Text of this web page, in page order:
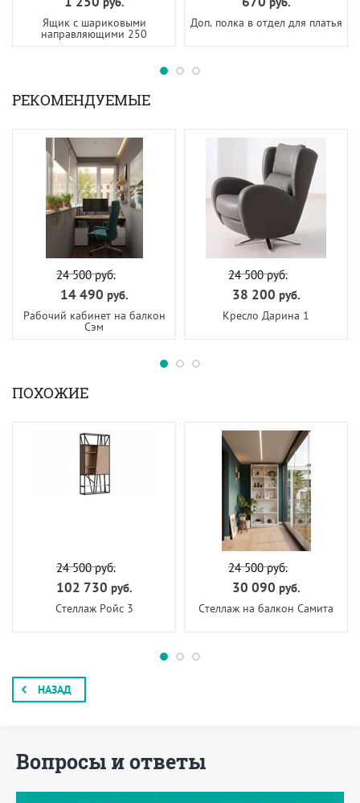
Ящик с шариковыми
направляющими 250
Доп. полка в отдел для платья
РЕКОМЕНДУЕМЫЕ
24 500руб.
14 490 руб.
Рабочий кабинет на балкон
Сэм
24 500руб.
38 200 руб.
Кресло Дарина 1
ПОХОЖИЕ
24 500руб.
102 730 руб.
Стеллаж Ройс 3
24 500руб.
30 090 руб.
Стеллаж на балкон Самита
НАЗАД
Вопросы и ответы